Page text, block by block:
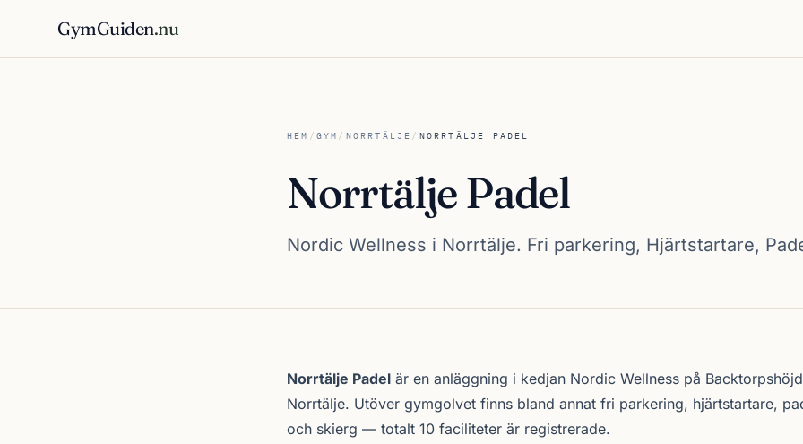
GymGuiden.nu
HEM / GYM / NORRTÄLJE / NORRTÄLJE PADEL
Norrtälje Padel
Nordic Wellness i Norrtälje. Fri parkering, Hjärtstartare,
Om Norrtälje Padel
Norrtälje Padel är en anläggning i kedjan Nordic Wellness på
Norrtälje. Utöver gymgolvet finns bland annat fri parkering, hjärtstartare,
och skierg — totalt 10 faciliteter är registrerade.